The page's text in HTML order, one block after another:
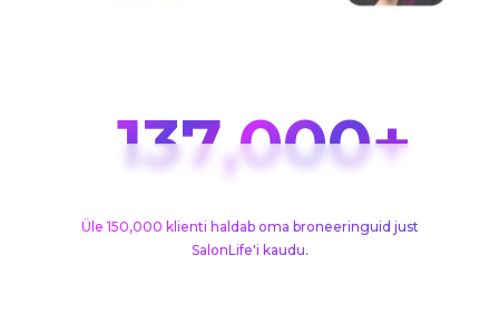
150,000+
Üle 150,000 klienti haldab oma broneeringuid just
SalonLife'i kaudu.